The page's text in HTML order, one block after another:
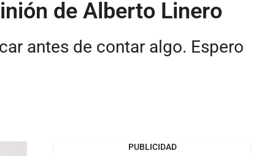
de Alberto Linero
antes de contar algo. Espero
PUBLICIDAD